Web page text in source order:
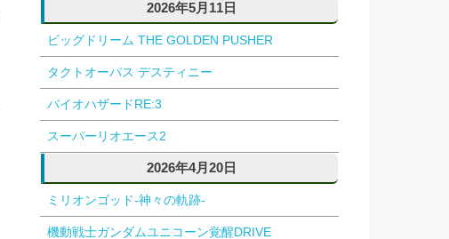
2026年5月11日
ビッグドリーム THE GOLDEN PUSHER
タクトオーパス デスティニー
バイオハザードRE:3
スーパーリオエース2
2026年4月20日
ミリオンゴッド-神々の軌跡-
機動戦士ガンダムユニコーン覚醒DRIVE